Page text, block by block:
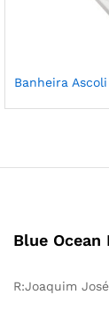
Banheira Ascoli
Blue Ocean
R:Joaquim